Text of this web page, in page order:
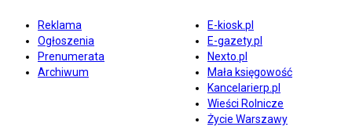
Reklama
Ogłoszenia
Prenumerata
Archiwum
E-kiosk.pl
E-gazety.pl
Nexto.pl
Mała księgowość
Kancelarierp.pl
Wieści Rolnicze
Życie Warszawy